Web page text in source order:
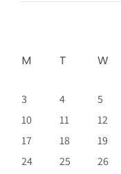
M T W
3
4 5
10
11 12
17
18 19
24
25 26